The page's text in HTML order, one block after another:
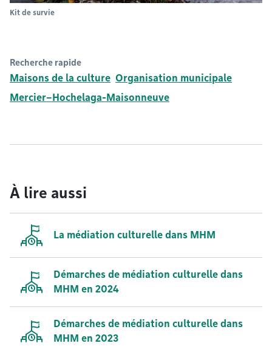
Kit de survie
Recherche rapide
Maisons de la culture Organisation municipale
Mercier–Hochelaga-Maisonneuve
À lire aussi
La médiation culturelle dans MHM
Démarches de médiation culturelle dans
MHM en 2024
Démarches de médiation culturelle dans
MHM en 2023